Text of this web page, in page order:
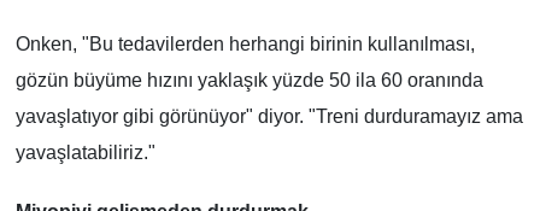
Onken, "Bu tedavilerden herhangi birinin kullanılması,
gözün büyüme hızını yaklaşık yüzde 50 ila 60 oranında
yavaşlatıyor gibi görünüyor" diyor. "Treni durduramayız ama
yavaşlatabiliriz."